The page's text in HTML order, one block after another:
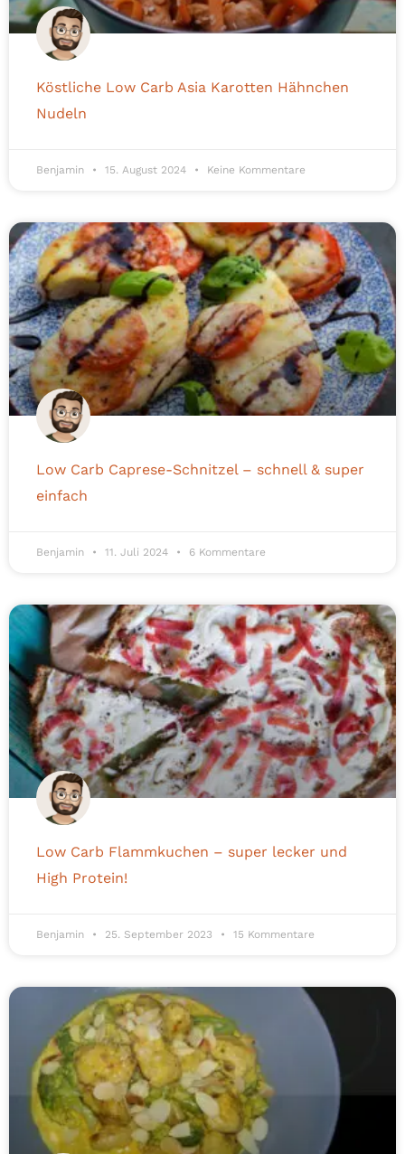
Köstliche Low Carb Asia Karotten Hähnchen
Nudeln
Benjamin 15. August 2024 Keine Kommentare
Low Carb Caprese-Schnitzel – schnell & super
einfach
Benjamin 11. Juli 2024 6 Kommentare
Low Carb Flammkuchen – super lecker und
High Protein!
Benjamin 25. September 2023 15 Kommentare